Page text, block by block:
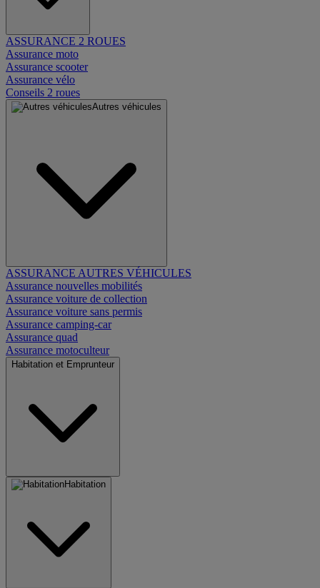
ASSURANCE 2 ROUES
Assurance moto
Assurance scooter
Assurance vélo
Conseils 2 roues
Autres véhicules
ASSURANCE AUTRES VÉHICULES
Assurance nouvelles mobilités
Assurance voiture de collection
Assurance voiture sans permis
Assurance camping-car
Assurance quad
Assurance motoculteur
Habitation et Emprunteur
Habitation